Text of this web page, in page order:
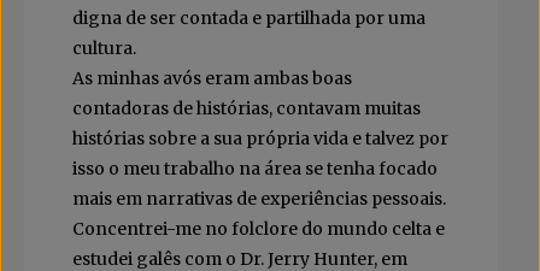
digna de ser contada e partilhada por uma
cultura.
As minhas avós eram ambas boas
contadoras de histórias, contavam muitas
histórias sobre a sua própria vida e talvez por
isso o meu trabalho na área se tenha focado
mais em narrativas de experiências pessoais.
Concentrei-me no folclore do mundo celta e
estudei galês com o Dr. Jerry Hunter, em